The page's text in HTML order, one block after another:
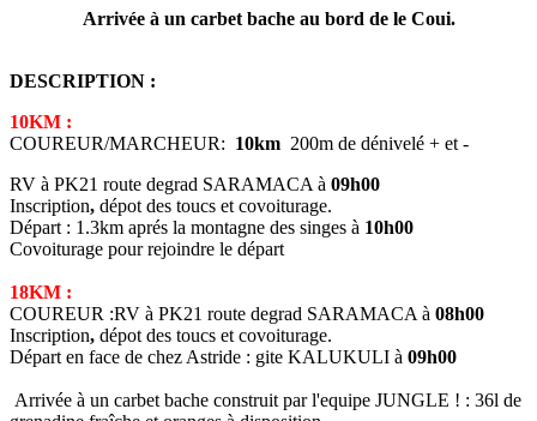
Arrivée à un carbet bache au bord de le Coui.
DESCRIPTION :
10KM :
COUREUR/MARCHEUR: 10km 200m de dénivelé + et -
RV à PK21 route degrad SARAMACA à 09h00
Inscription, dépot des toucs et covoiturage.
Départ : 1.3km aprés la montagne des singes à 10h00
Covoiturage pour rejoindre le départ
18KM :
COUREUR :RV à PK21 route degrad SARAMACA à 08h00
Inscription, dépot des toucs et covoiturage.
Départ en face de chez Astride : gite KALUKULI à 09h00
Arrivée à un carbet bache construit par l'equipe JUNGLE ! : 36l de